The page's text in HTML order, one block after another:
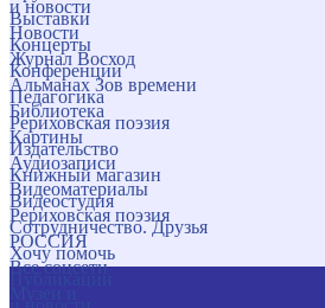
и новости
Новости
Журнал Восход
Альманах Зов времени
Библиотека
Картины
Аудиозаписи
Видеоматериалы
Рериховская поэзия
РОССИЯ
Все соцсети
Выставки
Концерты
Конференции
Педагогика
Рериховская поэзия
Издательство
Книжный магазин
Видеостудия
Сотрудничество. Друзья
Хочу помочь